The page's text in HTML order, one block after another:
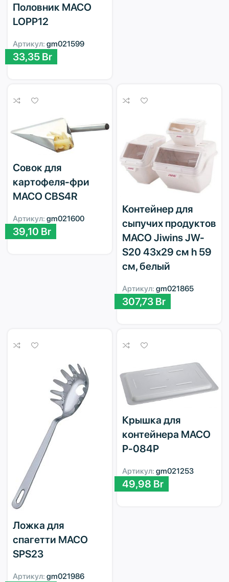
Половник MACO
LOPP12
Артикул: gm021599
33,35 Br
Совок для
картофеля-фри
MACO CBS4R
Артикул: gm021600
39,10 Br
Контейнер для
сыпучих продуктов
MACO Jiwins JW-
S20 43х29 см h 59
см, белый
Артикул: gm021865
307,73 Br
Ложка для
спагетти MACO
SPS23
Артикул: gm021986
Крышка для
контейнера MACO
P-084P
Артикул: gm021253
49,98 Br